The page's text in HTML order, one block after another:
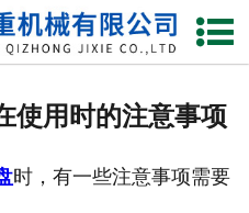
网站首页
使用时的注意事项
时，有一些注意事项需要